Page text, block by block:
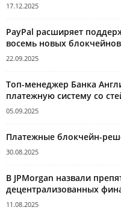
17.12.2025
PayPal расширяет
восемь новых блокчейнов
22.09.2025
Топ-менеджер Банка
платежную систему со
05.09.2025
Платежные блокчейн-
30.08.2025
В JPMorgan назвали
децентрализованных
11.08.2025